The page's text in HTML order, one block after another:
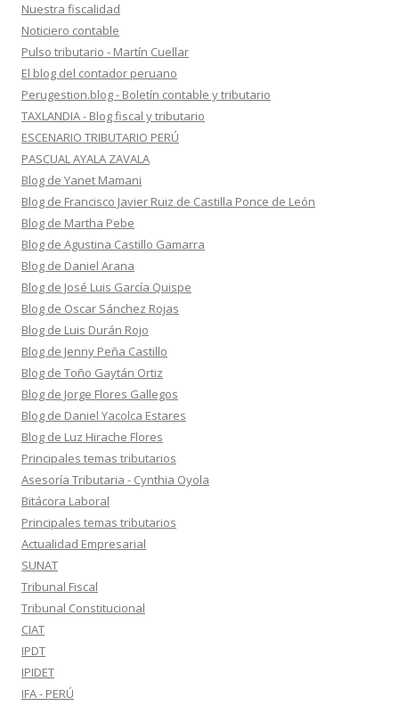
Nuestra fiscalidad
Noticiero contable
Pulso tributario - Martín Cuellar
El blog del contador peruano
Perugestion.blog - Boletín contable y tributario
TAXLANDIA - Blog fiscal y tributario
ESCENARIO TRIBUTARIO PERÚ
PASCUAL AYALA ZAVALA
Blog de Yanet Mamani
Blog de Francisco Javier Ruiz de Castilla Ponce de León
Blog de Martha Pebe
Blog de Agustina Castillo Gamarra
Blog de Daniel Arana
Blog de José Luis García Quispe
Blog de Oscar Sánchez Rojas
Blog de Luis Durán Rojo
Blog de Jenny Peña Castillo
Blog de Toño Gaytán Ortiz
Blog de Jorge Flores Gallegos
Blog de Daniel Yacolca Estares
Blog de Luz Hirache Flores
Principales temas tributarios
Asesoría Tributaria - Cynthia Oyola
Bitácora Laboral
Principales temas tributarios
Actualidad Empresarial
SUNAT
Tribunal Fiscal
Tribunal Constitucional
CIAT
IPDT
IPIDET
IFA - PERÚ